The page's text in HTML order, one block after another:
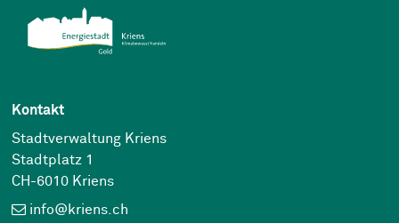
Kontakt
Stadtverwaltung Kriens
Stadtplatz 1
CH-6010 Kriens
info@kriens.ch